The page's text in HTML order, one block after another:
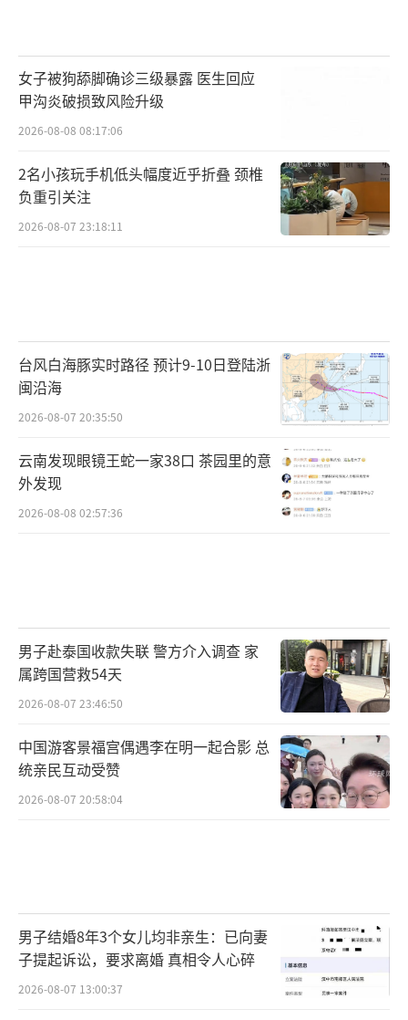
女子被狗舔脚确诊三级暴露 医生回应
甲沟炎破损致风险升级
2026-08-08 08:17:06
2名小孩玩手机低头幅度近乎折叠 颈椎
负重引关注
2026-08-07 23:18:11
台风白海豚实时路径 预计9-10日登陆浙
闽沿海
2026-08-07 20:35:50
云南发现眼镜王蛇一家38口 茶园里的意
外发现
2026-08-08 02:57:36
男子赴泰国收款失联 警方介入调查 家
属跨国营救54天
2026-08-07 23:46:50
中国游客景福宫偶遇李在明一起合影 总
统亲民互动受赞
2026-08-07 20:58:04
男子结婚8年3个女儿均非亲生：已向妻
子提起诉讼，要求离婚 真相令人心碎
2026-08-07 13:00:37